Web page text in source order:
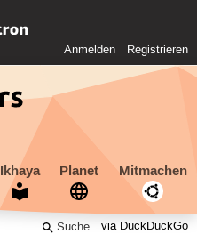
Anmelden Registrieren
Ikhaya Planet Mitmachen
via DuckDuckGo